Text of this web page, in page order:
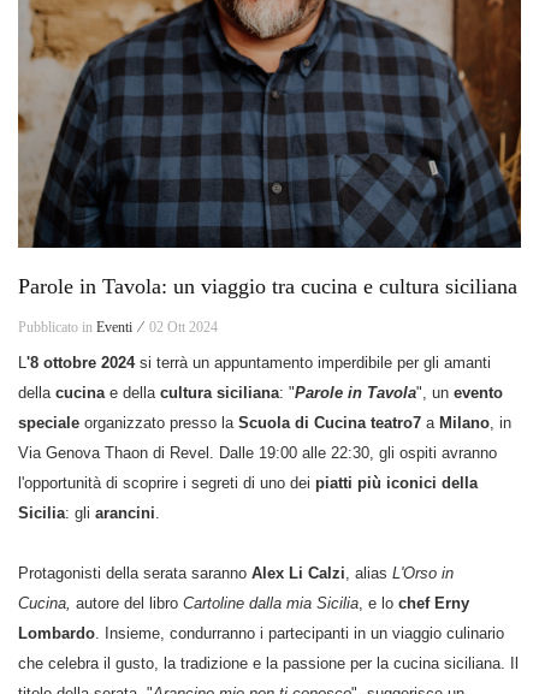
Parole in Tavola: un viaggio tra cucina e cultura siciliana
Pubblicato in Eventi ⁄ 02 Ott 2024
'8 ottobre 2024si terrà un appuntamento imperdibile per gli amanti
della cucina e della cultura siciliana: "Parole in Tavola", un evento
speciale organizzato presso la Scuola di Cucina teatro7 a Milano , in
Via Genova Thaon di Revel. Dalle 19:00 alle 22:30, gli ospiti avranno
l'opportunità di scoprire i segreti di uno dei piatti più iconici della
Sicilia: gli arancini
Protagonisti della serata saranno Alex Li Calzi , alias L'Orso in
Cucina, autore del libro Cartoline dalla mia Sicilia , e lo chef Erny
Lombardo . Insieme, condurranno i partecipanti in un viaggio culinario
che celebra il gusto, la tradizione e la passione per la cucina siciliana. Il